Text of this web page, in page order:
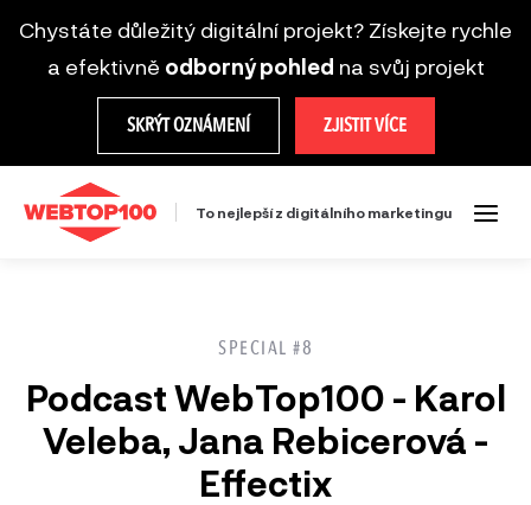
Chystáte důležitý digitální projekt? Získejte rychle
a efektivně odborný pohled na svůj projekt
SKRÝT OZNÁMENÍ ZJISTIT VÍCE
To nejlepší z digitálního marketingu
SPECIAL #8
Podcast WebTop100 - Karol
Veleba, Jana Rebicerová -
Effectix